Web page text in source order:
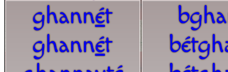
ghannét
ghannét